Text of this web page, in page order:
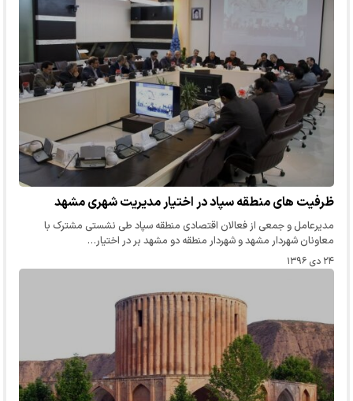
ظرفیت های منطقه سپاد در اختیار مدیریت شهری مشهد
مدیرعامل و جمعی از فعالان اقتصادی منطقه سپاد طی نشستی مشترک با
معاونان شهردار مشهد و شهردار منطقه دو مشهد بر در اختیار…
۲۴ دی ۱۳۹۶